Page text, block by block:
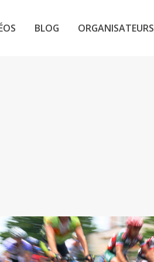
BLOG ORGANISATEURS